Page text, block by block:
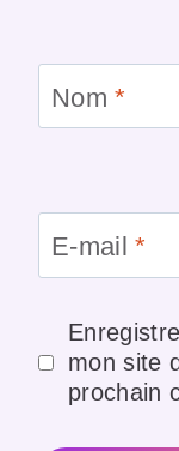
Nom*
E-mail*
mon site
prochain